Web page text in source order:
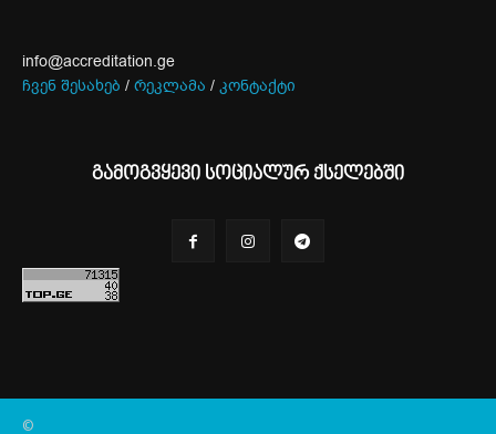
info@accreditation.ge
ჩვენ შესახებ / რეკლამა / კონტაქტი
გამოგვყევი სოციალურ ქსელებში
©